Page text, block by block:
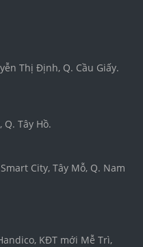
Thị Định, Q. Cầu Giấy.
Q. Tây Hồ.
City, Tây Mỗ, Q. Nam
KĐT mới Mễ Trì,